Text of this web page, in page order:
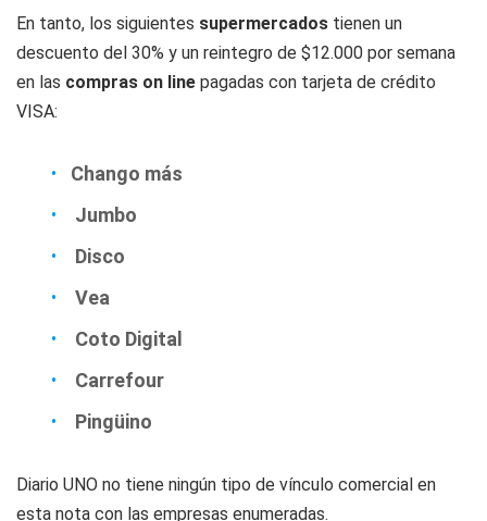
En tanto, los siguientes supermercados tienen un
descuento del 30% y un reintegro de $12.000 por semana
en las compras on line pagadas con tarjeta de crédito
VISA:
Chango más
Jumbo
Disco
Vea
Coto Digital
Carrefour
Pingüino
Diario UNO no tiene ningún tipo de vínculo comercial en
esta nota con las empresas enumeradas.